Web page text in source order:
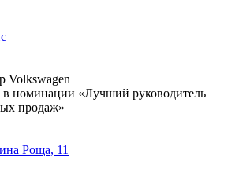
Volkswagen
номинации «Лучший руководитель
продаж»
Роща, 11